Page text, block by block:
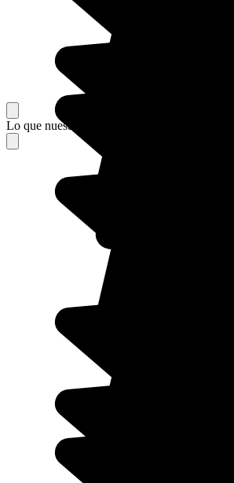
Lo que nuestros viajeros piensan de su estancia